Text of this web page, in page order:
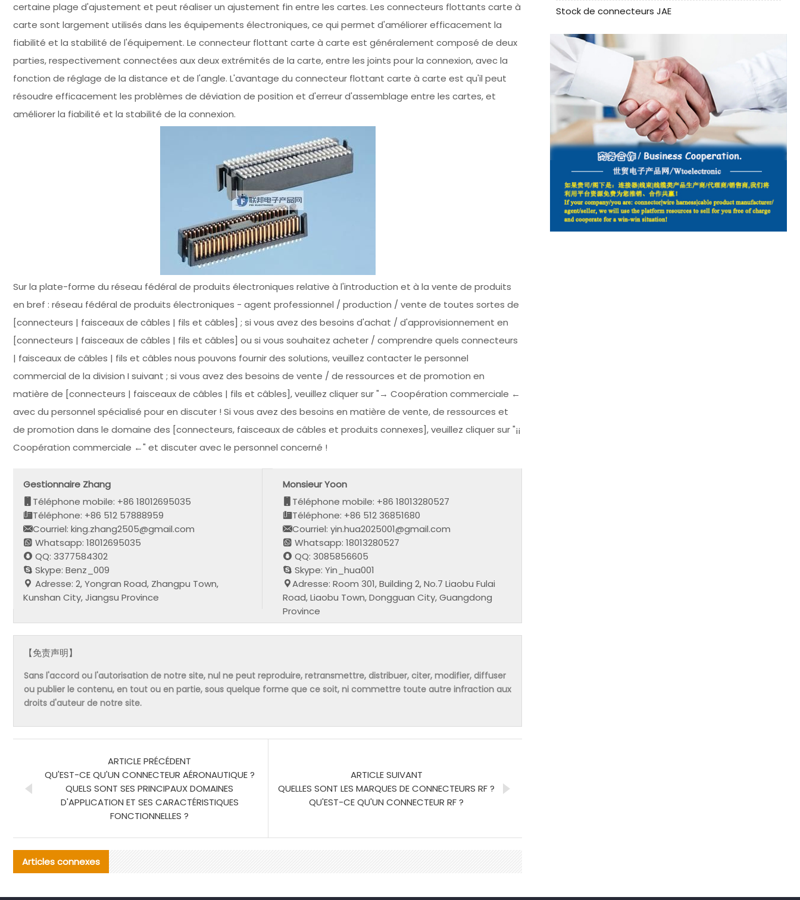
certaine plage d'ajustement et peut réaliser un ajustement fin entre les cartes. Les connecteurs flottants carte à
carte sont largement utilisés dans les équipements électroniques, ce qui permet d'améliorer efficacement la
fiabilité et la stabilité de l'équipement. Le connecteur flottant carte à carte est généralement composé de deux
parties, respectivement connectées aux deux extrémités de la carte, entre les joints pour la connexion, avec la
fonction de réglage de la distance et de l'angle. L'avantage du connecteur flottant carte à carte est qu'il peut
résoudre efficacement les problèmes de déviation de position et d'erreur d'assemblage entre les cartes, et
améliorer la fiabilité et la stabilité de la connexion.
Sur la plate-forme du réseau fédéral de produits électroniques relative à l'introduction et à la vente de produits
en bref : réseau fédéral de produits électroniques - agent professionnel / production / vente de toutes sortes de
[connecteurs | faisceaux de câbles | fils et câbles] ; si vous avez des besoins d'achat / d'approvisionnement en
[connecteurs | faisceaux de câbles | fils et câbles] ou si vous souhaitez acheter / comprendre quels connecteurs
| faisceaux de câbles | fils et câbles nous pouvons fournir des solutions, veuillez contacter le personnel
commercial de la division I suivant ; si vous avez des besoins de vente / de ressources et de promotion en
matière de [connecteurs | faisceaux de câbles | fils et câbles], veuillez cliquer sur "→ Coopération commerciale ←
avec du personnel spécialisé pour en discuter ! Si vous avez des besoins en matière de vente, de ressources et
de promotion dans le domaine des [connecteurs, faisceaux de câbles et produits connexes], veuillez cliquer sur "¡¡
Coopération commerciale ←" et discuter avec le personnel concerné !
Gestionnaire Zhang
Téléphone mobile: +86 18012695035
Téléphone: +86 512 57888959
Courriel: king.zhang2505@gmail.com
Whatsapp: 18012695035
QQ: 3377584302
Skype: Benz_009
Adresse: 2, Yongran Road, Zhangpu Town,
Kunshan City, Jiangsu Province
Monsieur Yoon
Téléphone mobile: +86 18013280527
Téléphone: +86 512 36851680
Courriel: yin.hua2025001@gmail.com
Whatsapp: 18013280527
QQ: 3085856605
Skype: Yin_hua001
Adresse: Room 301, Building 2, No.7 Liaobu Fulai
Road, Liaobu Town, Dongguan City, Guangdong
Province
【免责声明】
Sans l'accord ou l'autorisation de notre site, nul ne peut reproduire, retransmettre, distribuer, citer, modifier, diffuser
ou publier le contenu, en tout ou en partie, sous quelque forme que ce soit, ni commettre toute autre infraction aux
droits d'auteur de notre site.
ARTICLE PRÉCÉDENT
QU'EST-CE QU'UN CONNECTEUR AÉRONAUTIQUE ?
QUELS SONT SES PRINCIPAUX DOMAINES
D'APPLICATION ET SES CARACTÉRISTIQUES
FONCTIONNELLES ?
ARTICLE SUIVANT
QUELLES SONT LES MARQUES DE CONNECTEURS RF ?
QU'EST-CE QU'UN CONNECTEUR RF ?
Articles connexes
Stock de connecteurs JAE